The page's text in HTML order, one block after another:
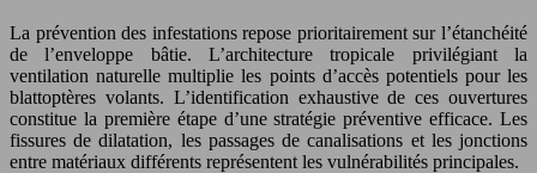
La prévention des infestations repose prioritairement sur l’étanchéité
de l’enveloppe bâtie. L’architecture tropicale privilégiant la
ventilation naturelle multiplie les points d’accès potentiels pour les
blattoptères volants. L’identification exhaustive de ces ouvertures
constitue la première étape d’une stratégie préventive efficace. Les
fissures de dilatation, les passages de canalisations et les jonctions
entre matériaux différents représentent les vulnérabilités principales.